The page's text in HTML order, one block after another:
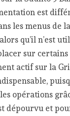
est
les menus de
qu’il n’est
sur certains
actif sur la
opérations
dépourvu et